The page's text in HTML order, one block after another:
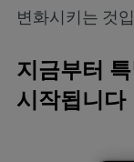
변화시키는 것
지금부터
시작됩니다